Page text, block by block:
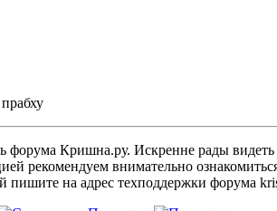
Кришна.ру. Искренне рады
рекомендуем внимательно
пишите на адрес техподдержки форума